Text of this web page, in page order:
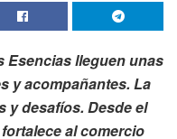
Esencias lleguen unas
y acompañantes. La
y desafíos. Desde el
al comercio